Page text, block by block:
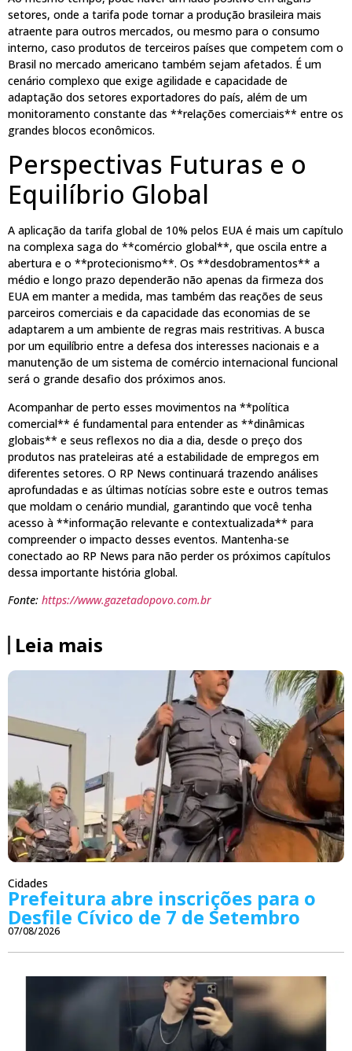
setores, onde a tarifa pode tornar a produção brasileira mais
atraente para outros mercados, ou mesmo para o consumo
interno, caso produtos de terceiros países que competem com o
Brasil no mercado americano também sejam afetados. É um
cenário complexo que exige agilidade e capacidade de
adaptação dos setores exportadores do país, além de um
monitoramento constante das **relações comerciais** entre os
grandes blocos econômicos.
Perspectivas Futuras e o
Equilíbrio Global
A aplicação da tarifa global de 10% pelos EUA é mais um capítulo
na complexa saga do **comércio global**, que oscila entre a
abertura e o **protecionismo**. Os **desdobramentos** a
médio e longo prazo dependerão não apenas da firmeza dos
EUA em manter a medida, mas também das reações de seus
parceiros comerciais e da capacidade das economias de se
adaptarem a um ambiente de regras mais restritivas. A busca
por um equilíbrio entre a defesa dos interesses nacionais e a
manutenção de um sistema de comércio internacional funcional
será o grande desafio dos próximos anos.
Acompanhar de perto esses movimentos na **política
comercial** é fundamental para entender as **dinâmicas
globais** e seus reflexos no dia a dia, desde o preço dos
produtos nas prateleiras até a estabilidade de empregos em
diferentes setores. O RP News continuará trazendo análises
aprofundadas e as últimas notícias sobre este e outros temas
que moldam o cenário mundial, garantindo que você tenha
acesso à **informação relevante e contextualizada** para
compreender o impacto desses eventos. Mantenha-se
conectado ao RP News para não perder os próximos capítulos
dessa importante história global.
Fonte: https://www.gazetadopovo.com.br
Leia mais
Cidades
Prefeitura abre inscrições para o
Desfile Cívico de 7 de Setembro
07/08/2026